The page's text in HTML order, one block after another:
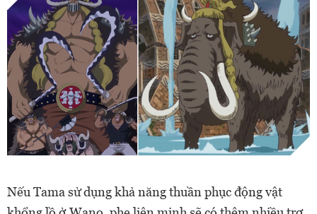
Nếu Tama sử dụng khả năng thuần phục động vật